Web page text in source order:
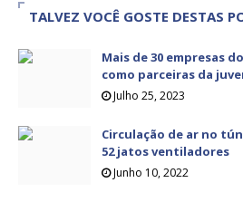
TALVEZ VOCÊ GOSTE DESTAS
Mais de 30 empresas
como parceiras da
Julho 25, 2023
Circulação de ar no
52 jatos ventiladores
Junho 10, 2022